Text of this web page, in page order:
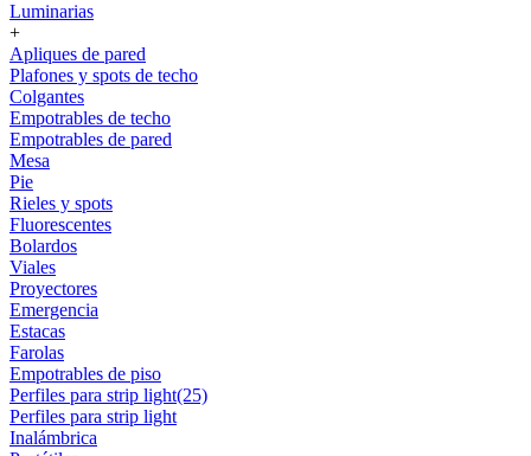
Luminarias
+
Apliques de pared
Plafones y spots de techo
Colgantes
Empotrables de techo
Empotrables de pared
Mesa
Pie
Rieles y spots
Fluorescentes
Bolardos
Viales
Proyectores
Emergencia
Estacas
Farolas
Empotrables de piso
Perfiles para strip light(25)
Perfiles para strip light
Inalámbrica